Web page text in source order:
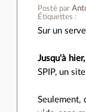
Posté par
Étiquettes :
Sur un
Jusqu'à
SPIP, un
Seulement,